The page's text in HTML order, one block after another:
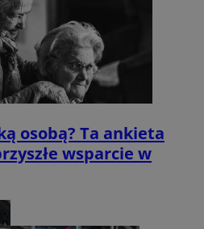
osobą? Ta ankieta
wsparcie w